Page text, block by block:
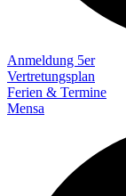
Anmeldung 5er
Vertretungsplan
Ferien & Termine
Mensa